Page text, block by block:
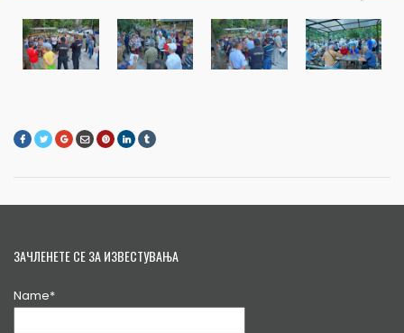
ЗАЧЛЕНЕТЕ СЕ ЗА ИЗВЕСТУВАЊА
Name*